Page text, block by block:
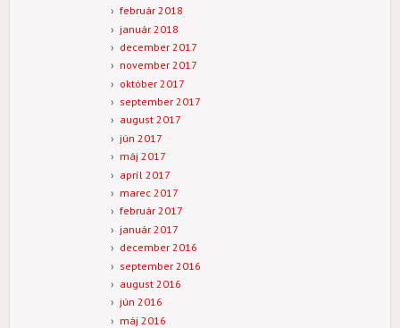
február 2018
január 2018
december 2017
november 2017
október 2017
september 2017
august 2017
jún 2017
máj 2017
apríl 2017
marec 2017
február 2017
január 2017
december 2016
september 2016
august 2016
jún 2016
máj 2016